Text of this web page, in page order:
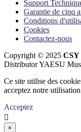
Support
Garantie de cinq
Conditions
Cookies
Contactez-nous
Copyright © 2025 CSY
Distributor YAESU
Ce site utilise des
acceptez notre
Acceptez

×